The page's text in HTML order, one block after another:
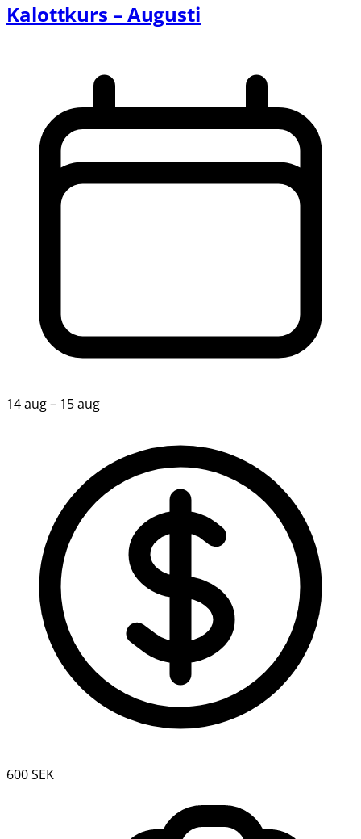
Kalottkurs – Augusti
14 aug – 15 aug
600 SEK